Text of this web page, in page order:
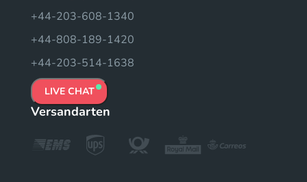
+44-203-608-1340
+44-808-189-1420
+44-203-514-1638
LIVE CHAT
Versandarten